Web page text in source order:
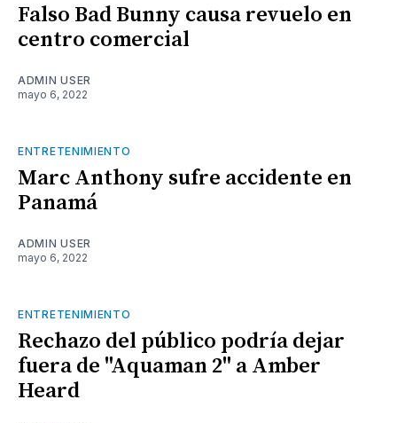
Falso Bad Bunny causa revuelo en
centro comercial
ADMIN USER
mayo 6, 2022
ENTRETENIMIENTO
Marc Anthony sufre accidente en
Panamá
ADMIN USER
mayo 6, 2022
ENTRETENIMIENTO
Rechazo del público podría dejar
fuera de "Aquaman 2" a Amber
Heard